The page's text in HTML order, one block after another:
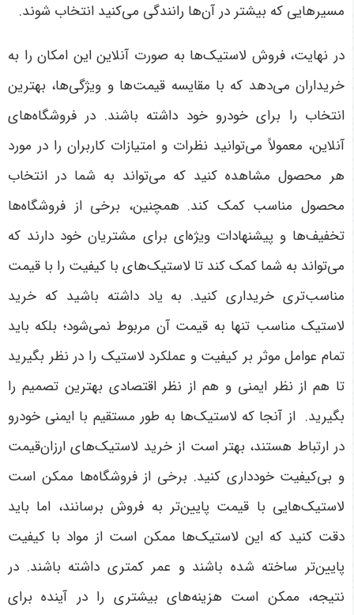
مسیرهایی که بیشتر در آن‌ها رانندگی می‌کنید انتخاب شوند.
در نهایت، فروش لاستیک‌ها به صورت آنلاین این امکان را به
خریداران می‌دهد که با مقایسه قیمت‌ها و ویژگی‌ها، بهترین
انتخاب را برای خودرو خود داشته باشند. در فروشگاه‌های
آنلاین، معمولاً می‌توانید نظرات و امتیازات کاربران را در مورد
هر محصول مشاهده کنید که می‌تواند به شما در انتخاب
محصول مناسب کمک کند. همچنین، برخی از فروشگاه‌ها
تخفیف‌ها و پیشنهادات ویژه‌ای برای مشتریان خود دارند که
می‌تواند به شما کمک کند تا لاستیک‌های با کیفیت را با قیمت
مناسب‌تری خریداری کنید. به یاد داشته باشید که خرید
لاستیک مناسب تنها به قیمت آن مربوط نمی‌شود؛ بلکه باید
تمام عوامل موثر بر کیفیت و عملکرد لاستیک را در نظر بگیرید
تا هم از نظر ایمنی و هم از نظر اقتصادی بهترین تصمیم را
بگیرید. از آنجا که لاستیک‌ها به طور مستقیم با ایمنی خودرو
در ارتباط هستند، بهتر است از خرید لاستیک‌های ارزان‌قیمت
و بی‌کیفیت خودداری کنید. برخی از فروشگاه‌ها ممکن است
لاستیک‌هایی با قیمت پایین‌تر به فروش برسانند، اما باید
دقت کنید که این لاستیک‌ها ممکن است از مواد با کیفیت
پایین‌تر ساخته شده باشند و عمر کمتری داشته باشند. در
نتیجه، ممکن است هزینه‌های بیشتری را در آینده برای